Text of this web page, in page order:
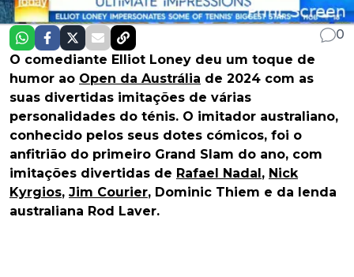
0
O comediante Elliot Loney deu um toque de
humor ao Open da Austrália de 2024 com as
suas divertidas imitações de várias
personalidades do ténis. O imitador australiano,
conhecido pelos seus dotes cómicos, foi o
anfitrião do primeiro Grand Slam do ano, com
imitações divertidas de Rafael Nadal , Nick
Kyrgios, Jim Courier, Dominic Thiem e da lenda
australiana Rod Laver.